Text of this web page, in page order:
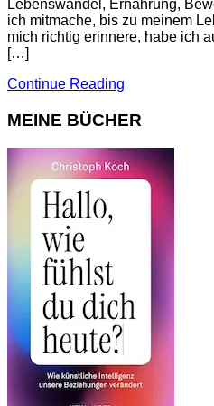
Lebenswandel, Ernährung,
ich mitmache, bis zu meinem
mich richtig erinnere, habe ich
[…]
Continue Reading
MEINE BÜCHER